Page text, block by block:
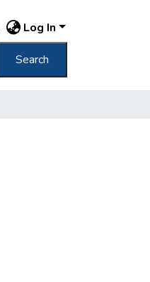
Log In
Search